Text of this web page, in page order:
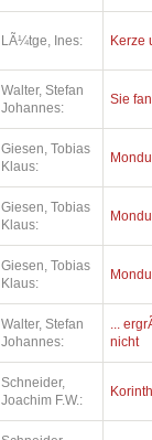
LÃ¼tge, Ines: Kerze
Walter, Stefan
Johannes:
Sie
Giesen, Tobias
Klaus:
Giesen, Tobias
Klaus:
Giesen, Tobias
Klaus:
Walter, Stefan
Johannes:
...
nicht
Schneider,
Joachim F.W.: